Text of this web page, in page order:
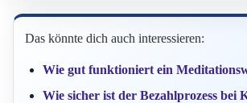
Das könnte dich auch interessieren:
Wie gut funktioniert ein
Wie sicher ist der Bezahlprozess bei